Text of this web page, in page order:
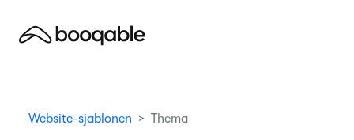
Website-sjablonen Thema